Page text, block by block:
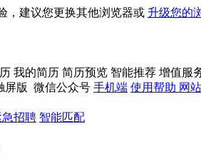
，建议您更换其他浏览器或 升级您的
我的简历 简历预览 智能推荐 增值服
屏版 微信公众号 手机端 使用帮助 网
急招聘 智能匹配